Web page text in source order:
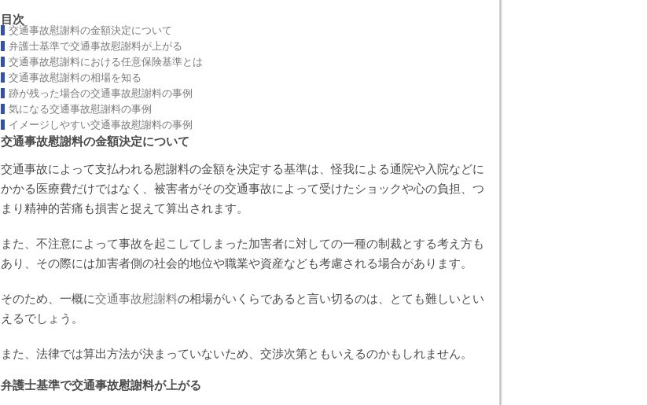
目次
交通事故慰謝料の金額決定について
弁護士基準で交通事故慰謝料が上がる
交通事故慰謝料における任意保険基準とは
交通事故慰謝料の相場を知る
跡が残った場合の交通事故慰謝料の事例
気になる交通事故慰謝料の事例
イメージしやすい交通事故慰謝料の事例
交通事故慰謝料の金額決定について
交通事故によって支払われる慰謝料の金額を決定する基準は、怪我による通院や入院などに
かかる医療費だけではなく、被害者がその交通事故によって受けたショックや心の負担、つ
まり精神的苦痛も損害と捉えて算出されます。
また、不注意によって事故を起こしてしまった加害者に対しての一種の制裁とする考え方も
あり、その際には加害者側の社会的地位や職業や資産なども考慮される場合があります。
そのため、一概に交通事故慰謝料の相場がいくらであると言い切るのは、とても難しいとい
えるでしょう。
また、法律では算出方法が決まっていないため、交渉次第ともいえるのかもしれません。
弁護士基準で交通事故慰謝料が上がる